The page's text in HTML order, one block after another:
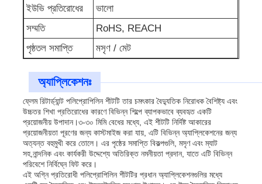
ইউভি প্রতিরোধের
ভালো
সম্মতি
RoHS, REACH
পৃষ্ঠতল সমাপ্তি
মসৃণ / মেট
অ্যাপ্লিকেশনঃ
ফ্লেম রিটার্ড্যান্ট পলিপ্রোপিলিন শীটটি তার চমৎকার বৈদ্যুতিক নিরোধক বৈশিষ্ট্য এবং
উচ্চতর শিখা প্রতিরোধের কারণে বিভিন্ন শিল্পে ব্যাপকভাবে ব্যবহৃত একটি
প্রয়োজনীয় উপাদান।৩-৩০ মিমি বেধের মধ্যে, এই শীটটি নির্দিষ্ট আকারের
প্রয়োজনীয়তা পূরণের জন্য কাস্টমাইজ করা যায়, এটি বিভিন্ন অ্যাপ্লিকেশনের জন্য
অত্যন্ত বহুমুখী করে তোলে। এর পৃষ্ঠের সমাপ্তি বিকল্পগুলি, মসৃণ এবং ম্যাট
সহ,নান্দনিক এবং কার্যকরী উদ্দেশ্যে অতিরিক্ত নমনীয়তা প্রদান, যাতে এটি বিভিন্ন
পরিবেশে নির্বিঘ্নে ফিট করে।
এই অগ্নি প্রতিরোধী পলিপ্রোপিলিন শীটটির প্রধান অ্যাপ্লিকেশনগুলির মধ্যে